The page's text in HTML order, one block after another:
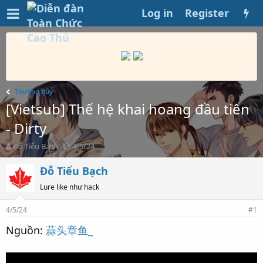
Log in Register
Thường quy
[Vietsub] Thế hệ khai hoang đầu tiên
- Dirty
T
h
e
a
d
s
a
t
Đỗ Tiểu Bạch
S
t
a
r
t
d
e
4/5/24
Đỗ Tiểu Bạch
Lure like như hack
4/5/24 #1
Nguồn: 蒜头章鱼_